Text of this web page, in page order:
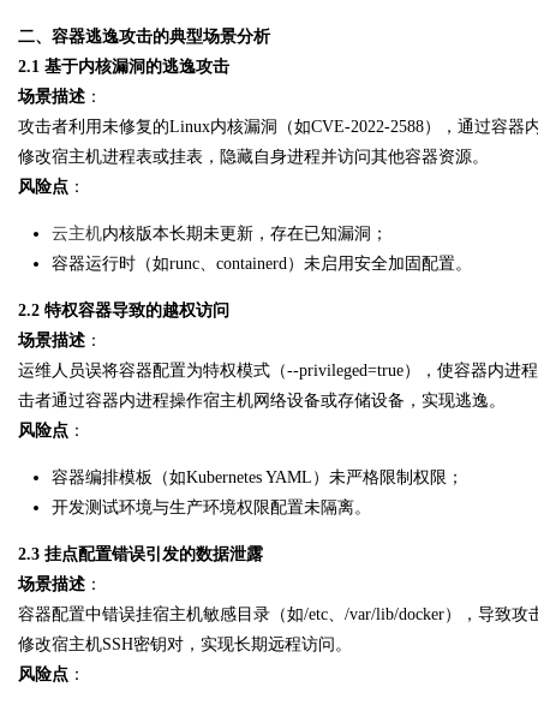
d
二、容器逃逸攻击的典型场景分析
2.1 基于内核漏洞的逃逸攻击
场景描述 ：
攻击者利用未修复的Linux内核漏洞（如CVE-2022-2588），通过容
修改宿主机进程表或挂表，隐藏自身进程并访问其他容器资源。
风险点 ：
云主机内核版本长期未更新，存在已知漏洞；
容器运行时（如runc、containerd）未启用安全加固配置。
2.2 特权容器导致的越权访问
场景描述 ：
运维人员误将容器配置为特权模式（--privileged=true），使容器内进
击者通过容器内进程操作宿主机网络设备或存储设备，实现逃逸。
风险点 ：
容器编排模板（如Kubernetes YAML）未严格限制权限；
开发测试环境与生产环境权限配置未隔离。
2.3 挂点配置错误引发的数据泄露
场景描述 ：
容器配置中错误挂宿主机敏感目录（如/etc、/var/lib/docker），导致
修改宿主机SSH密钥对，实现长期远程访问。
风险点 ：